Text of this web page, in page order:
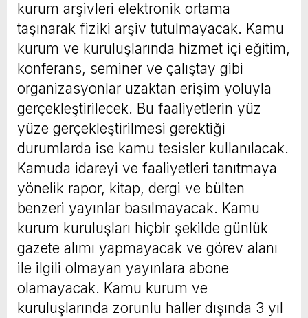
kurum arşivleri elektronik ortama
taşınarak fiziki arşiv tutulmayacak. Kamu
kurum ve kuruluşlarında hizmet içi eğitim,
konferans, seminer ve çalıştay gibi
organizasyonlar uzaktan erişim yoluyla
gerçekleştirilecek. Bu faaliyetlerin yüz
yüze gerçekleştirilmesi gerektiği
durumlarda ise kamu tesisler kullanılacak.
Kamuda idareyi ve faaliyetleri tanıtmaya
yönelik rapor, kitap, dergi ve bülten
benzeri yayınlar basılmayacak. Kamu
kurum kuruluşları hiçbir şekilde günlük
gazete alımı yapmayacak ve görev alanı
ile ilgili olmayan yayınlara abone
olamayacak. Kamu kurum ve
kuruluşlarında zorunlu haller dışında 3 yıl